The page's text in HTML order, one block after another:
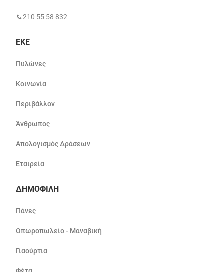
210 55 58 832
ΕΚΕ
Πυλώνες
Κοινωνία
Περιβάλλον
Άνθρωπος
Απολογισμός Δράσεων
Εταιρεία
ΔΗΜΟΦΙΛΗ
Πάνες
Οπωροπωλείο - Μαναβική
Γιαούρτια